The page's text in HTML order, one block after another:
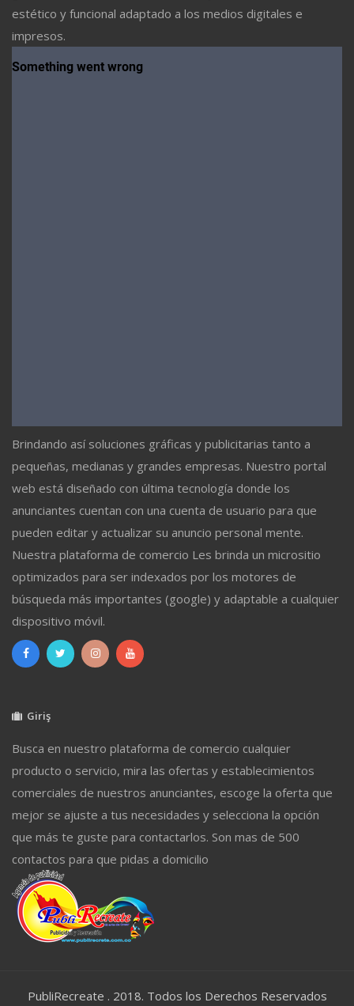
estético y funcional adaptado a los medios digitales e
impresos.
Brindando así soluciones gráficas y publicitarias tanto a
pequeñas, medianas y grandes empresas. Nuestro portal
web está diseñado con última tecnología donde los
anunciantes cuentan con una cuenta de usuario para que
pueden editar y actualizar su anuncio personal mente.
Nuestra plataforma de comercio Les brinda un micrositio
optimizados para ser indexados por los motores de
búsqueda más importantes (google) y adaptable a cualquier
dispositivo móvil.
Giriş
Busca en nuestro plataforma de comercio cualquier
producto o servicio, mira las ofertas y establecimientos
comerciales de nuestros anunciantes, escoge la oferta que
mejor se ajuste a tus necesidades y selecciona la opción
que más te guste para contactarlos. Son mas de 500
contactos para que pidas a domicilio
PubliRecreate . 2018. Todos los Derechos Reservados